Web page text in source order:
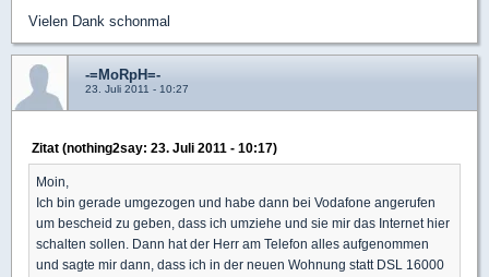
Vielen Dank schonmal
-=MoRpH=-
23. Juli 2011 - 10:27
Zitat (nothing2say: 23. Juli 2011 - 10:17)
Moin,
Ich bin gerade umgezogen und habe dann bei Vodafone angerufen
um bescheid zu geben, dass ich umziehe und sie mir das Internet hier
schalten sollen. Dann hat der Herr am Telefon alles aufgenommen
und sagte mir dann, dass ich in der neuen Wohnung statt DSL 16000